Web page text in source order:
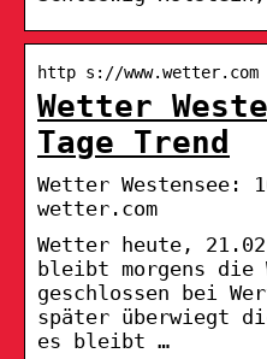
http s://www.wetter.com
Wetter
Tage Trend
Wetter Westensee:
wetter.com
Wetter heute,
bleibt morgens die
geschlossen bei
später überwiegt
es bleibt …